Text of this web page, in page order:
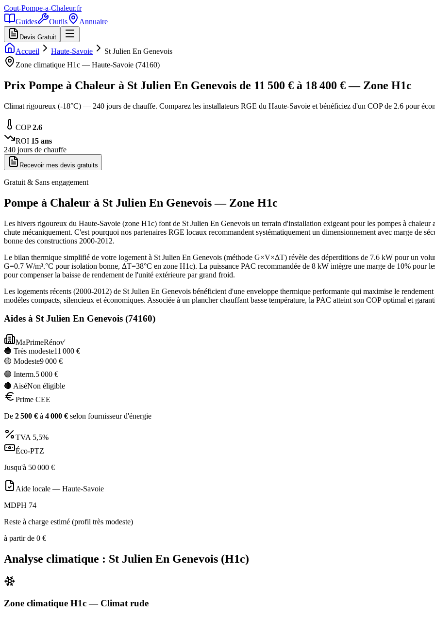
Cout-Pompe-a-Chaleur.fr
Guides
Outils Annuaire
Devis Gratuit
Accueil Haute-Savoie
St Julien En Genevois
Zone climatique H1c — Haute-Savoie (74160)
Prix Pompe à Chaleur à St Julien En Genevois de 11 500 € à 18 400 € — Zone H1c
Climat rigoureux (-18°C) — 240 jours de chauffe. Comparez les installateurs RGE du Haute-Savoie et bénéficiez d'un COP de 2.6 pour
COP2.6
ROI 15 ans
240 jours de chauffe
Recevoir mes devis gratuits
Gratuit & Sans engagement
Pompe à Chaleur à St Julien En Genevois— Zone H1c
Les hivers rigoureux du Haute-Savoie (zone H1c) font de St Julien En Genevois un terrain d'installation exigeant pour les pompes à chaleur
chute mécaniquement. C'est pourquoi nos partenaires RGE locaux recommandent systématiquement un dimensionnement avec marge de
bonne des constructions 2000-2012.
Le bilan thermique simplifié de votre logement à St Julien En Genevois (méthode G×V×ΔT) révèle des déperditions de 7.6 kW pour un
G=0.7 W/m³.°C pour isolation bonne, ΔT=38°C en zone H1c). La puissance PAC recommandée de 8 kW intègre une marge de 10% pour
pour compenser la baisse de rendement de l'unité extérieure par grand froid.
Les logements récents (2000-2012) de St Julien En Genevois bénéficient d'une enveloppe thermique performante qui maximise le
modèles compacts, silencieux et économiques. Associée à un plancher chauffant basse température, la PAC atteint son COP optimal et
Aides à St Julien En Genevois (74160)
MaPrimeRénov'
🔵 Très modeste11 000 €
🟡 Modeste9 000 €
🟣 Interm.5 000 €
🔴 AiséNon éligible
Prime CEE
De 2 500 € à 4 000 € selon fournisseur d'énergie
TVA 5,5%
Éco-PTZ
Jusqu'à 50 000 €
Aide locale — Haute-Savoie
MDPH 74
Reste à charge estimé (profil très modeste)
à partir de 0 €
Analyse climatique : St Julien En Genevois (H1c)
Zone climatique H1c— Climat rude